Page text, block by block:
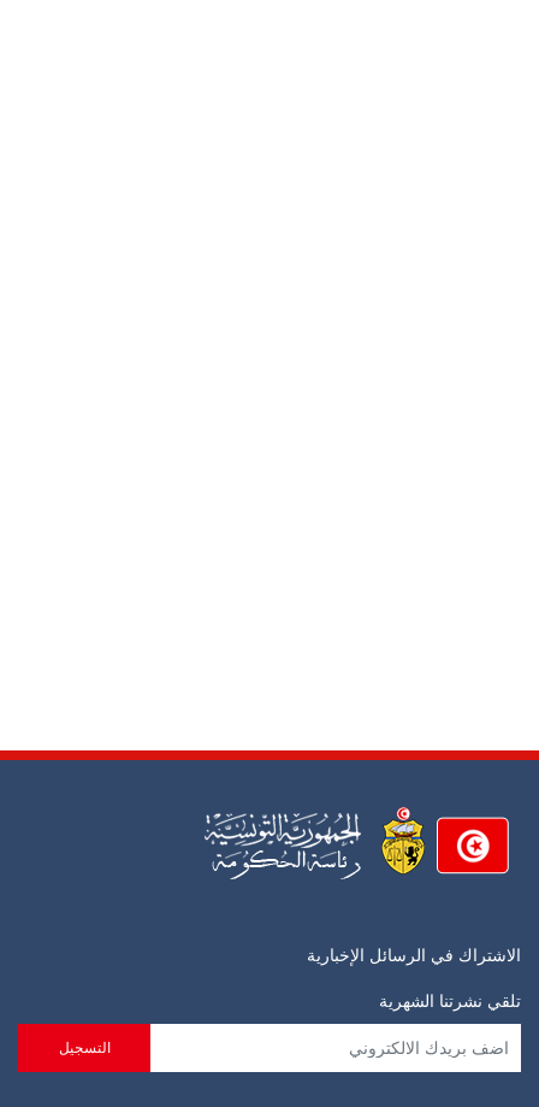
الاشتراك في الرسائل الإخبارية
تلقي نشرتنا الشهرية